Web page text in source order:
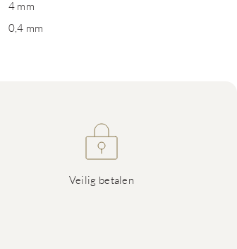
4 mm
0,4 mm
Veilig betalen